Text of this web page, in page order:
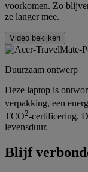
voorkomen. Zo
ze langer mee.
Video bekijken
Duurzaam ontwerp
Deze laptop is
verpakking, een
TCO2-certificering.
levensduur.
Blijf